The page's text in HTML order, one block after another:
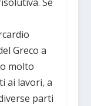
Greco a
molto
ai lavori, a
parti